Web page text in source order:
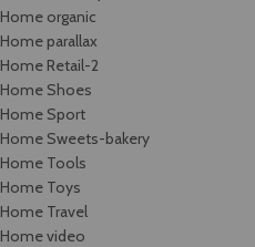
Home organic
Home parallax
Home Retail-2
Home Shoes
Home Sport
Home Sweets-bakery
Home Tools
Home Toys
Home Travel
Home video